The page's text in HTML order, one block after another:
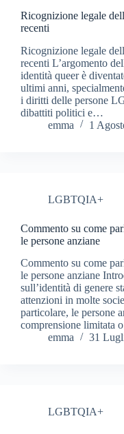
Ricognizione legale
recenti
Ricognizione legale
recenti L’argomento
identità queer è
ultimi anni,
i diritti delle persone
dibattiti politici e…
emma
1
LGBTQIA+
Commento su come
le persone anziane
Commento su come
le persone anziane
sull’identità di genere
attenzioni in molte
particolare, le persone
comprensione limitata
emma
31
LGBTQIA+